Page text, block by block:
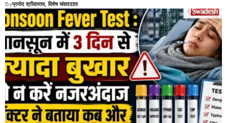
Byप्रमोद श्रीवास्तव, विशेष संवाददाता